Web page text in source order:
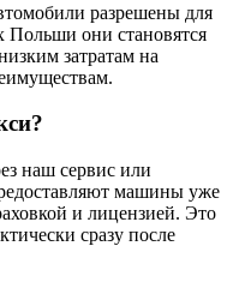
разрешены для
Польши они становятся
затратам на
наш сервис или
машины уже
и лицензией. Это
сразу после